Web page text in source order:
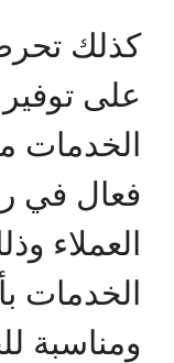
كذلك
على
الخدمات
فعال في
العملاء
الخدمات
ومناسبة